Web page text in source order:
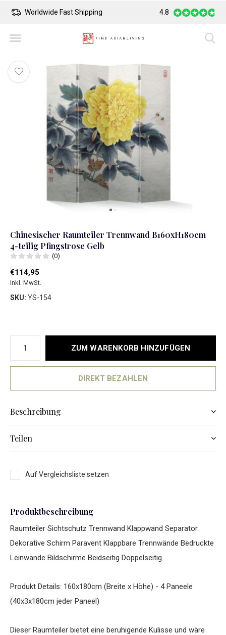
Worldwide Fast Shipping Safe Payment
4.8
Chinesischer Raumteiler Trennwand B160xH180cm
4-teilig Pfingstrose Gelb
(0)
€114,95
Inkl. MwSt.
SKU: YS-154
ZUM WARENKORB HINZUFÜGEN
DIREKT BEZAHLEN
Beschreibung
Teilen
Auf Vergleichsliste setzen
Produktbeschreibung
Raumteiler Sichtschutz Trennwand Klappwand Separator
Dekorative Schirm Paravent Klappbare Trennwände Bedruckte
Leinwände Bildschirme Beidseitig Doppelseitig
Produkt Details: 160x180cm (Breite x Höhe) - 4 Paneele
(40x3x180cm jeder Paneel)
Dieser Raumteiler bietet eine beruhigende Kulisse und wäre